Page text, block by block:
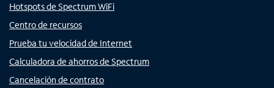
Hotspots de Spectrum WiFi
Centro de recursos
Prueba tu velocidad de Internet
Calculadora de ahorros de Spectrum
Cancelación de contrato